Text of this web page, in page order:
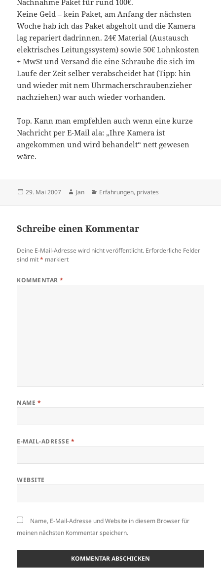
Nachnahme Paket für rund 100€.
Keine Geld – kein Paket, am Anfang der nächsten
Woche hab ich das Paket abgeholt und die Kamera
lag repariert dadrinnen. 24€ Material (Austausch
elektrisches Leitungssystem) sowie 50€ Lohnkosten
+ MwSt und Versand die eine Schraube die sich im
Laufe der Zeit selber verabscheidet hat (Tipp: hin
und wieder mit nem Uhrmacherschraubenzieher
nachziehen) war auch wieder vorhanden.
Top. Kann man empfehlen auch wenn eine kurze
Nachricht per E-Mail ala: „Ihre Kamera ist
angekommen und wird behandelt“ nett gewesen
wäre.
Veröffentlicht
29. Mai 2007 Autor
Jan Kategorien
Erfahrungen, privates
Schreibe einen Kommentar
Deine E-Mail-Adresse wird nicht veröffentlicht. Erforderliche Felder
sind mit* markiert
KOMMENTAR*
NAME *
E-MAIL-ADRESSE *
WEBSITE
Name, E-Mail-Adresse und Website in diesem Browser für
meinen nächsten Kommentar speichern.